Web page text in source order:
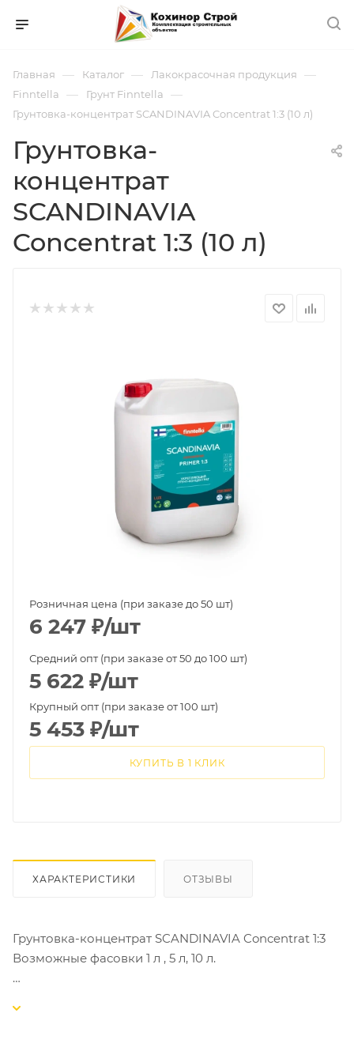
Главная — Каталог — Лакокрасочная продукция —
Finntella — Грунт Finntella —
Грунтовка-концентрат SCANDINAVIA Concentrat 1:3 (10 л)
Грунтовка-
концентрат
SCANDINAVIA
Concentrat 1:3 (10 л)
Розничная цена (при заказе до 50 шт)
6 247 ₽/шт
Средний опт (при заказе от 50 до 100 шт)
5 622 ₽/шт
Крупный опт (при заказе от 100 шт)
5 453 ₽/шт
КУПИТЬ В 1 КЛИК
ХАРАКТЕРИСТИКИ ОТЗЫВЫ
Грунтовка-концентрат SCANDINAVIA Concentrat 1:3
Возможные фасовки 1 л , 5 л, 10 л.